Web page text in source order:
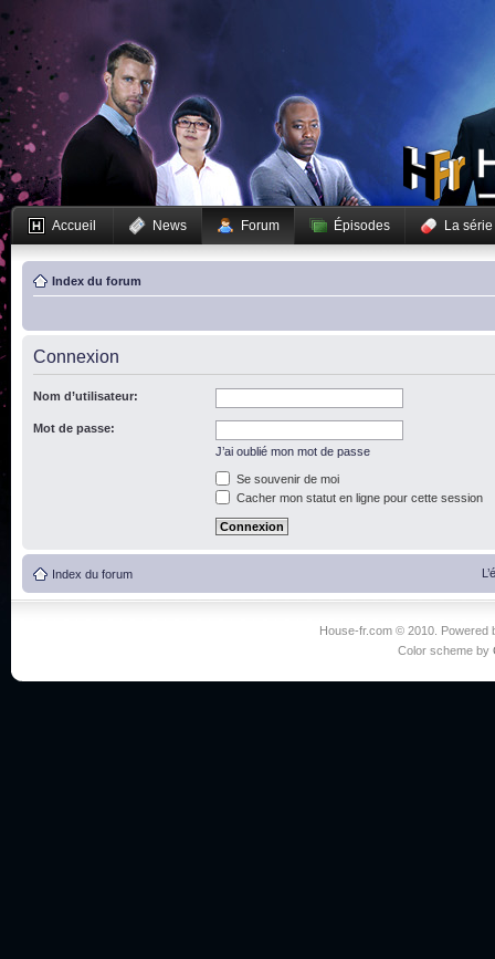
Accueil News Forum Épisodes La série
Index du forum
Connexion
Nom d’utilisateur:
Mot de passe:
J’ai oublié mon mot de passe
Se souvenir de moi
Cacher mon statut en ligne pour cette session
Index du forum
House-fr.com © 2010. Powered
Color scheme by